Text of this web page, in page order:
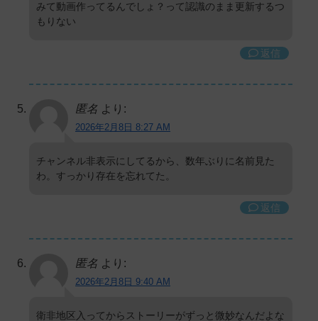
みて動画作ってるんでしょ？って認識のまま更新するつ
もりない
返信
匿名 より:
2026年2月8日 8:27 AM
チャンネル非表示にしてるから、数年ぶりに名前見た
わ。すっかり存在を忘れてた。
返信
匿名 より:
2026年2月8日 9:40 AM
衛非地区入ってからストーリーがずっと微妙なんだよな